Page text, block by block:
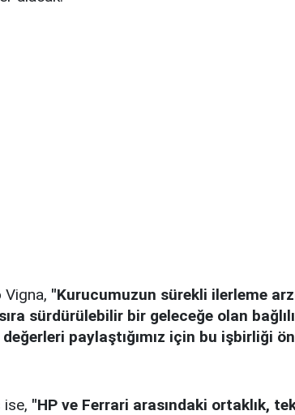
Vigna, "Kurucumuzun sürekli ilerleme
sürdürülebilir bir geleceğe olan
değerleri paylaştığımız için bu işbirliği
ise, "HP ve Ferrari arasındaki ortaklık,